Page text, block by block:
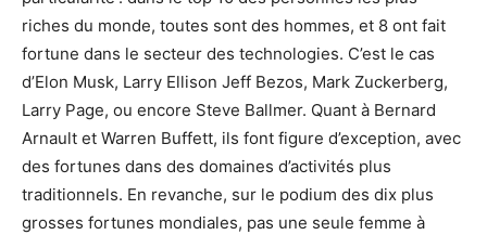
riches du monde, toutes sont des hommes, et 8 ont fait
fortune dans le secteur des technologies. C’est le cas
d’Elon Musk, Larry Ellison Jeff Bezos, Mark Zuckerberg,
Larry Page, ou encore Steve Ballmer. Quant à Bernard
Arnault et Warren Buffett, ils font figure d’exception, avec
des fortunes dans des domaines d’activités plus
traditionnels. En revanche, sur le podium des dix plus
grosses fortunes mondiales, pas une seule femme à